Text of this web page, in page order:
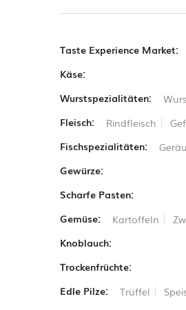
Taste Experience Market:
Käse:
Wurstspezialitäten:
Fleisch:
Rindfleisch
Fischspezialitäten:
Gewürze:
Scharfe Pasten:
Gemüse:
Kartoffeln
Knoblauch:
Trockenfrüchte:
Edle Pilze:
Trüffel